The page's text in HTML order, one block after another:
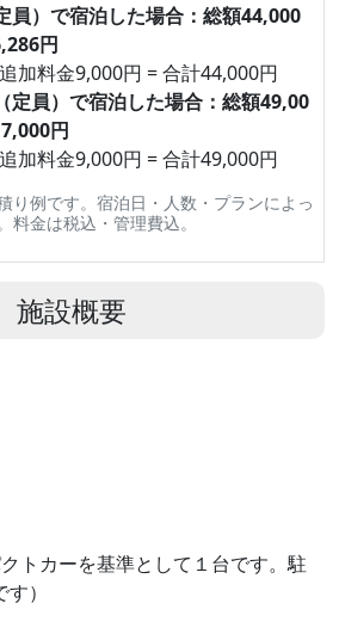
員）で宿泊した場合：総額44,000
円
加料金9,000円 = 合計44,000円
定員）で宿泊した場合：総額49,00
円
加料金9,000円 = 合計49,000円
り例です。宿泊日・人数・プランによっ
料金は税込・管理費込。
施設概要
トカーを基準として１台です。駐
）